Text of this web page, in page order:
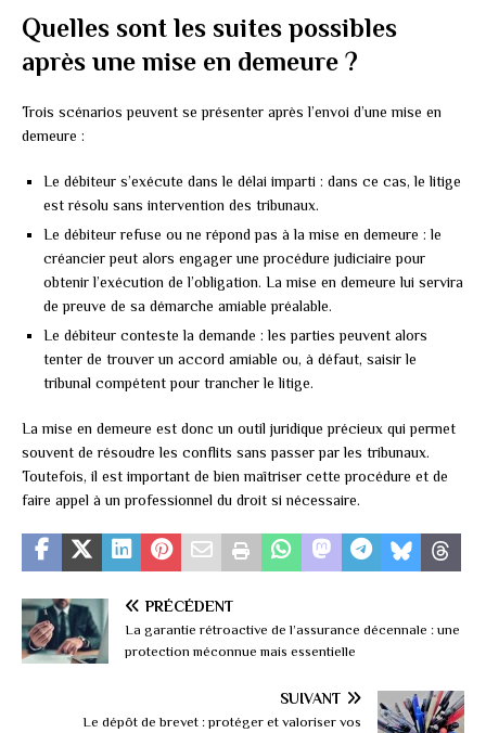
Quelles sont les suites possibles
après une mise en demeure ?
Trois scénarios peuvent se présenter après l’envoi d’une mise en
demeure :
Le débiteur s’exécute dans le délai imparti : dans ce cas, le litige
est résolu sans intervention des tribunaux.
Le débiteur refuse ou ne répond pas à la mise en demeure : le
créancier peut alors engager une procédure judiciaire pour
obtenir l’exécution de l’obligation. La mise en demeure lui servira
de preuve de sa démarche amiable préalable.
Le débiteur conteste la demande : les parties peuvent alors
tenter de trouver un accord amiable ou, à défaut, saisir le
tribunal compétent pour trancher le litige.
La mise en demeure est donc un outil juridique précieux qui permet
souvent de résoudre les conflits sans passer par les tribunaux.
Toutefois, il est important de bien maîtriser cette procédure et de
faire appel à un professionnel du droit si nécessaire.
PRÉCÉDENT
La garantie rétroactive de l’assurance décennale : une
protection méconnue mais essentielle
SUIVANT
Le dépôt de brevet : protéger et valoriser vos